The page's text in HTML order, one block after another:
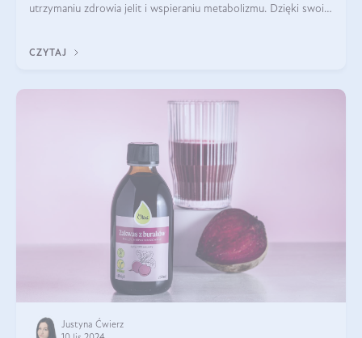
utrzymaniu zdrowia jelit i wspieraniu metabolizmu. Dzięki swoim
CZYTAJ
Justyna Ćwierz